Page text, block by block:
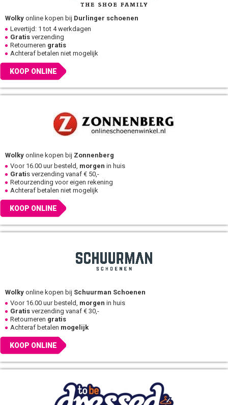
Wolky online kopen bij Durlinger schoenen
Levertijd: 1 tot 4 werkdagen
Gratis verzending
Retourneren gratis
Achteraf betalen niet mogelijk
KOOP ONLINE
Wolky online kopen bij Zonnenberg
Voor 16.00 uur besteld, morgen in huis
Gratis verzending vanaf € 50,-
Retourzending voor eigen rekening
Achteraf betalen niet mogelijk
KOOP ONLINE
Wolky online kopen bij Schuurman Schoenen
Voor 16.00 uur besteld, morgen in huis
Gratis verzending vanaf € 30,-
Retourneren gratis
Achteraf betalen mogelijk
KOOP ONLINE